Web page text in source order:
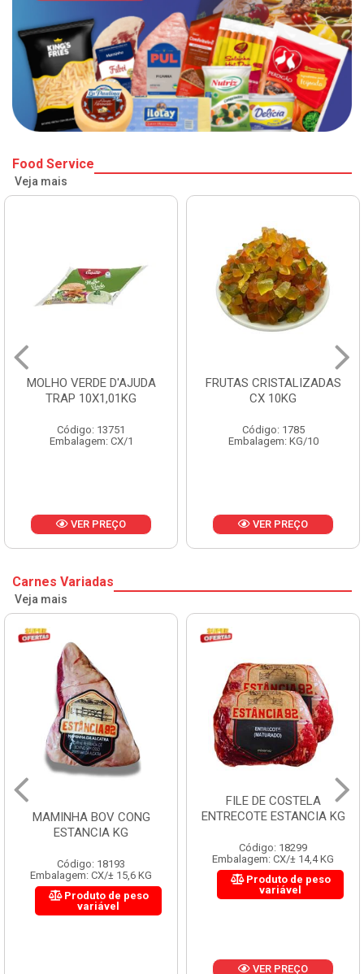
Food Service
Veja mais
MOLHO VERDE D'AJUDA
TRAP 10X1,01KG
Código: 13751
Embalagem: CX/1
VER PREÇO
FRUTAS CRISTALIZADAS
CX 10KG
Código: 1785
Embalagem: KG/10
VER PREÇO
Carnes Variadas
Veja mais
MAMINHA BOV CONG
ESTANCIA KG
Código: 18193
Embalagem: CX/± 15,6 KG
Produto de peso
variável
FILE DE COSTELA
ENTRECOTE ESTANCIA KG
Código: 18299
Embalagem: CX/± 14,4 KG
Produto de peso
variável
VER PREÇO